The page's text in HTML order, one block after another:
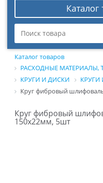
Каталог
Каталог товаров
РАСХОДНЫЕ МАТЕРИАЛЫ,
КРУГИ И ДИСКИ
Круг фибровый
Круг фибровый
150х22мм, 5шт